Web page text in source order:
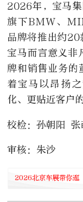
2026年，宝马集
旗下BMW、
品牌将推出约
宝马而言意义
牌和销售业务
着宝马以昂扬
化、更贴近客户
校检：孙朝阳 张
审核：朱沙
2026北京车展带你逛